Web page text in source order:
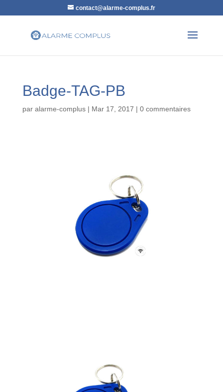
contact@alarme-complus.fr
Badge-TAG-PB
par alarme-complus| Mar 17, 2017 | 0 commentaires